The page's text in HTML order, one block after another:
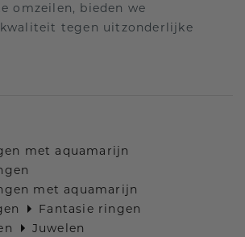
omzeilen, bieden we
kwaliteit tegen uitzonderlijke
met aquamarijn
met aquamarijn
Fantasie ringen
Juwelen